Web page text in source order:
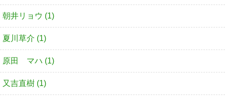
朝井リョウ (1)
夏川草介 (1)
原田 マハ (1)
又吉直樹 (1)